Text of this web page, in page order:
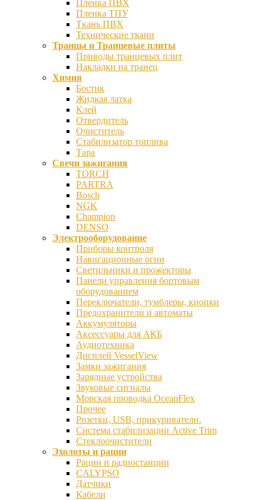
Пленка ПВХ
Пленка ТПУ
Ткань ПВХ
Технические ткани
Транцы и Транцевые плиты
Приводы транцевых плит
Накладки на транец
Химия
Бостик
Жидкая латка
Клей
Отвердитель
Очиститель
Стабилизатор топлива
Тара
Свечи зажигания
TORCH
PARTRA
Bosch
NGK
Champion
DENSO
Электрооборудование
Приборы контроля
Навигационные огни
Светильники и прожекторы
Панели управления бортовым
оборудованием
Переключатели, тумблеры, кнопки
Предохранители и автоматы
Аккумуляторы
Аксессуары для АКБ
Аудиотехника
Дисплей VesselView
Замки зажигания
Зарядные устройства
Звуковые сигналы
Морская проводка OceanFlex
Прочее
Розетки, USB, прикуриватели.
Система стабилизации Active Trim
Стеклоочистители
Эхолоты и рации
Рации и радиостанции
CALYPSO
Датчики
Кабели